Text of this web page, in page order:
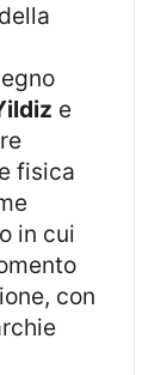
e
fisica
in cui
con